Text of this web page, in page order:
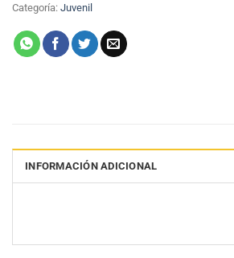
Categoría: Juvenil
INFORMACIÓN ADICIONAL